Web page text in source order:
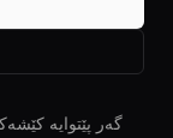
گەر پێتوایە